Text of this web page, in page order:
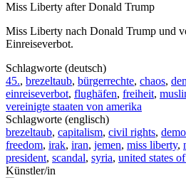
Miss Liberty after Donald Trump
Miss Liberty nach Donald Trump und
Einreiseverbot.
Schlagworte (deutsch)
45., brezeltaub, bürgerrechte, chaos,
einreiseverbot, flughäfen, freiheit,
vereinigte staaten von amerika
Schlagworte (englisch)
brezeltaub, capitalism, civil rights,
freedom, irak, iran, jemen, miss liberty,
president, scandal, syria, united states
Künstler/in